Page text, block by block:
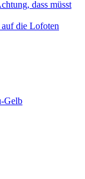
dass müsst
die Lofoten
Gelb